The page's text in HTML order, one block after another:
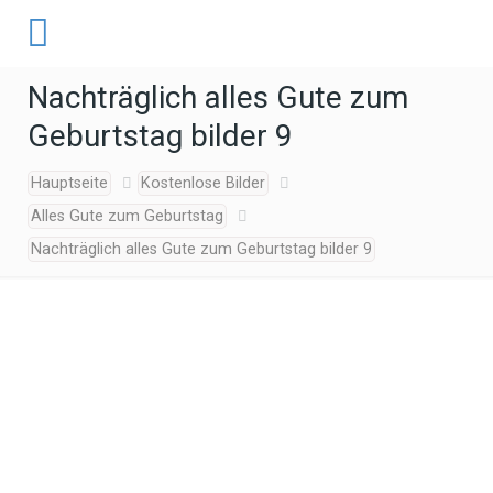
Nachträglich alles Gute zum
Geburtstag bilder 9
Hauptseite
Kostenlose Bilder
Alles Gute zum Geburtstag
Nachträglich alles Gute zum Geburtstag bilder 9